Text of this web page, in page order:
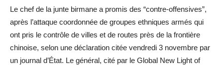
Le chef de la junte birmane a promis des “contre-offensives”,
après l’attaque coordonnée de groupes ethniques armés qui
ont pris le contrôle de villes et de routes près de la frontière
chinoise, selon une déclaration citée vendredi 3 novembre par
un journal d’État. Le général, cité par le Global New Light of